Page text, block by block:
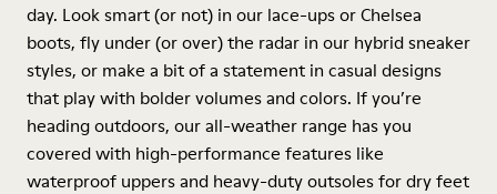
day. Look smart (or not) in our lace-ups or Chelsea
boots, fly under (or over) the radar in our hybrid sneaker
styles, or make a bit of a statement in casual designs
that play with bolder volumes and colors. If you’re
heading outdoors, our all-weather range has you
covered with high-performance features like
waterproof uppers and heavy-duty outsoles for dry feet